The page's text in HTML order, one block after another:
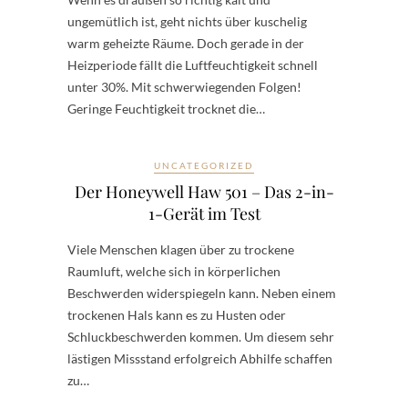
ungemütlich ist, geht nichts über kuschelig
warm geheizte Räume. Doch gerade in der
Heizperiode fällt die Luftfeuchtigkeit schnell
unter 30%. Mit schwerwiegenden Folgen!
Geringe Feuchtigkeit trocknet die…
UNCATEGORIZED
Der Honeywell Haw 501 – Das 2-in-
1-Gerät im Test
Viele Menschen klagen über zu trockene
Raumluft, welche sich in körperlichen
Beschwerden widerspiegeln kann. Neben einem
trockenen Hals kann es zu Husten oder
Schluckbeschwerden kommen. Um diesem sehr
lästigen Missstand erfolgreich Abhilfe schaffen
zu…